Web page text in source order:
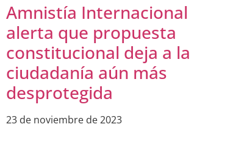
Amnistía Internacional
alerta que propuesta
constitucional deja a la
ciudadanía aún más
desprotegida
23 de noviembre de 2023